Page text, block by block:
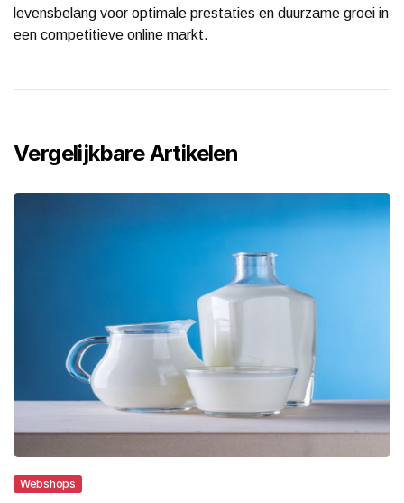
levensbelang voor optimale prestaties en duurzame groei in
een competitieve online markt.
Vergelijkbare Artikelen
Webshops